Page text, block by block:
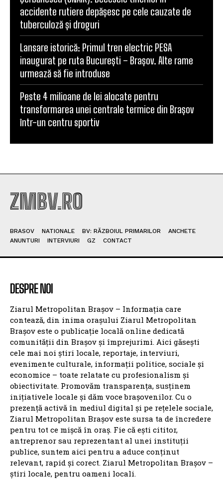
accidente rutiere depășesc pe cele cauzate de
tuberculoză și droguri
Lansare istorică: Primul tren electric PESA
inaugurat pe ruta București – Brașov. Alte rame
urmează să fie introduse
Peste 4 milioane de lei alocate pentru
transformarea unei centrale termice din Brașov
într-un centru sportiv
ZMBV.RO
BRASOV NATIONALE BV: RĂZBOIUL PRIMARILOR
ANCHETE
ANUNTURI
INTERVIURI GZ CONTACT
DESPRE NOI
Ziarul Metropolitan Brașov – Informația care
contează, din inima orașului Ziarul Metropolitan
Brașov este o publicație locală online dedicată
comunității din Brașov și împrejurimi. Aici găsești
cele mai noi știri locale, reportaje, interviuri,
evenimente culturale, informații politice, sociale și
economice – toate relatate cu profesionalism și
obiectivitate. Promovăm transparența, susținem
inițiativele locale și dăm voce brașovenilor. Cu o
prezență activă în mediul digital și pe rețelele sociale,
Ziarul Metropolitan Brașov este sursa ta de încredere
pentru tot ce mișcă în oraș. Fie că ești cititor,
antreprenor sau reprezentant al unei instituții
publice, suntem aici pentru a aduce conținut
relevant, rapid și corect. Ziarul Metropolitan Brașov –
știri locale, pentru oameni locali.